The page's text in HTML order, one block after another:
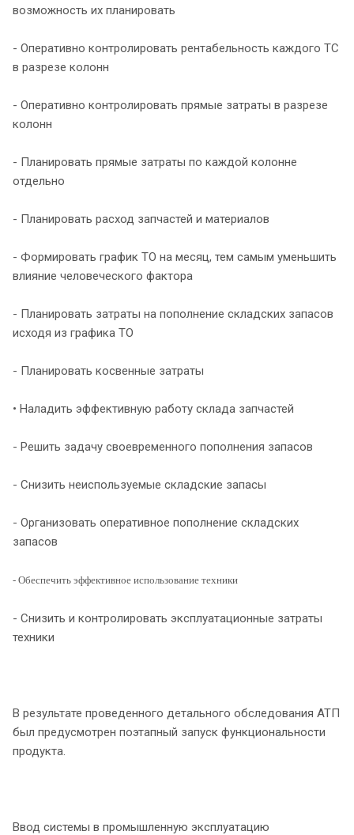
возможность их планировать
- Оперативно контролировать рентабельность каждого ТС
в разрезе колонн
- Оперативно контролировать прямые затраты в разрезе
колонн
- Планировать прямые затраты по каждой колонне
отдельно
- Планировать расход запчастей и материалов
- Формировать график ТО на месяц, тем самым уменьшить
влияние человеческого фактора
- Планировать затраты на пополнение складских запасов
исходя из графика ТО
- Планировать косвенные затраты
• Наладить эффективную работу склада запчастей
- Решить задачу своевременного пополнения запасов
- Снизить неиспользуемые складские запасы
- Организовать оперативное пополнение складских
запасов
- Обеспечить эффективное использование техники
- Снизить и контролировать эксплуатационные затраты
техники
В результате проведенного детального обследования АТП
был предусмотрен поэтапный запуск функциональности
продукта.
Ввод системы в промышленную эксплуатацию